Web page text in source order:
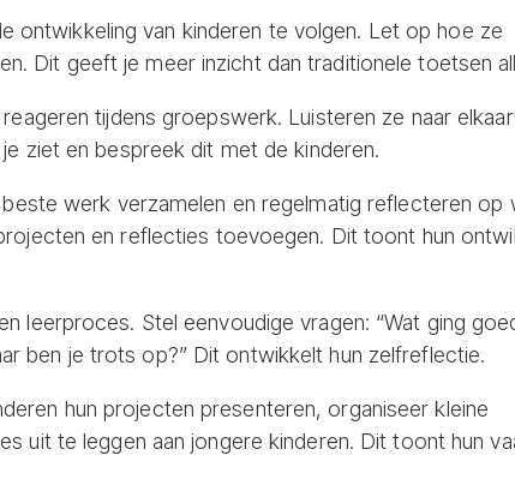
ontwikkeling van kinderen te volgen. Let op hoe ze
Dit geeft je meer inzicht dan traditionele toetsen
tijdens groepswerk. Luisteren ze naar
ziet en bespreek dit met de kinderen.
werk verzamelen en regelmatig reflecteren op
en reflecties toevoegen. Dit toont hun
leerproces. Stel eenvoudige vragen: “Wat ging
ben je trots op?” Dit ontwikkelt hun zelfreflectie.
hun projecten presenteren, organiseer kleine
uit te leggen aan jongere kinderen. Dit toont hun